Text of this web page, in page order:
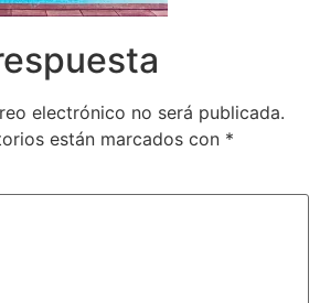
electrónico no será publicada.
están marcados con *